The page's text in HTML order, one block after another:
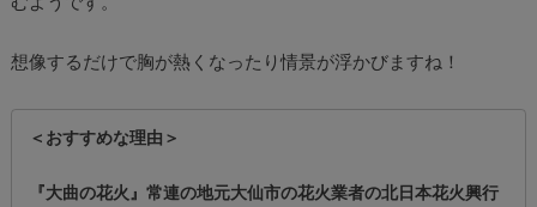
想像するだけで胸が熱くなったり情景が浮かびますね！
＜おすすめな理由＞
『大曲の花火』常連の地元大仙市の花火業者の北日本花火興行